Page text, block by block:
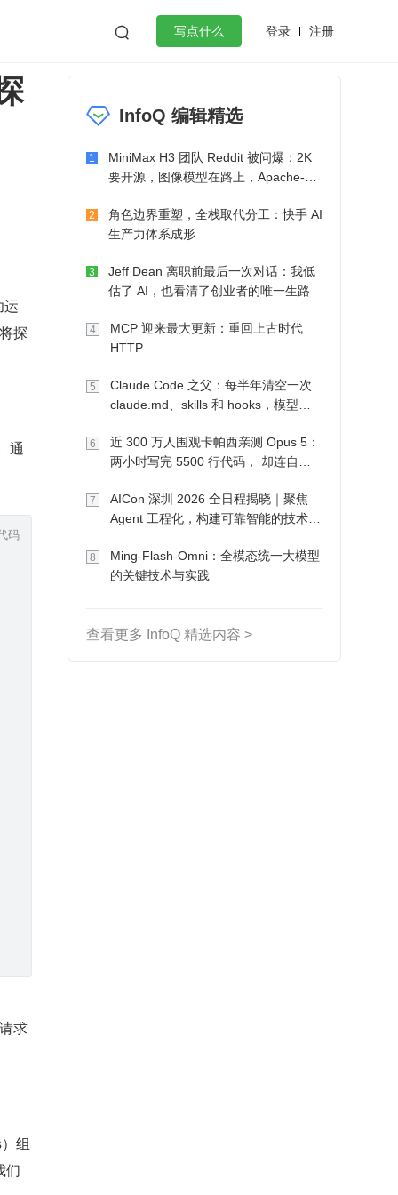
 写点什么 登录 注册
作
微服务架构 flutter
运
探
通
码
求
组
们
InfoQ 编辑精选
1
MiniMax H3 团队 Reddit 被问爆：2K
要开源，图像模型在路上，Apache-2.0
2
角色边界重塑，全栈取代分工：快手 AI
生产力体系成形
3
Jeff Dean 离职前最后一次对话：我低
估了 AI，也看清了创业者的唯一生路
4
MCP 迎来最大更新：重回上古时代
HTTP
5
Claude Code 之父：每半年清空一次
claude.md、skills 和 hooks，模型自
6
近 300 万人围观卡帕西亲测 Opus 5：
两小时写完 5500 行代码， 却连自己
7
AICon 深圳 2026 全日程揭晓｜聚焦
Agent 工程化，构建可靠智能的技术路
8
Ming-Flash-Omni：全模态统一大模型
的关键技术与实践
查看更多 InfoQ 精选内容 >